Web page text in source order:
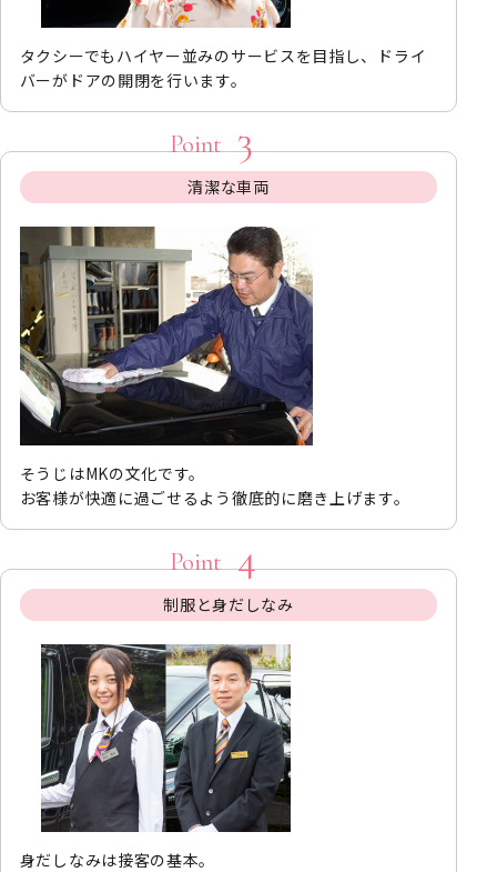
タクシーでもハイヤー並みのサービスを目指し、ドライ
バーがドアの開閉を行います。
清潔な車両
そうじはMKの文化です。
お客様が快適に過ごせるよう徹底的に磨き上げます。
制服と身だしなみ
身だしなみは接客の基本。